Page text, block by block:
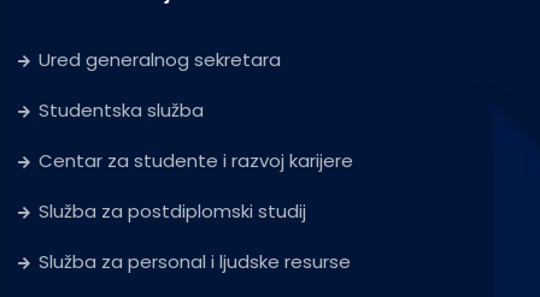
Ured generalnog sekretara
Studentska služba
Centar za studente i razvoj karijere
Služba za postdiplomski studij
Služba za personal i ljudske resurse